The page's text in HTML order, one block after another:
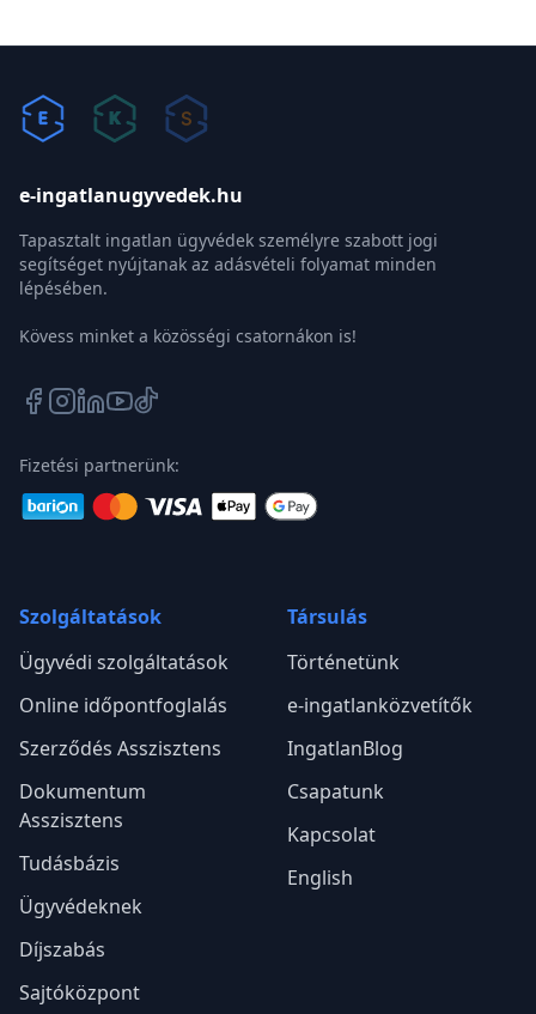
e-ingatlanugyvedek.hu
Tapasztalt ingatlan ügyvédek személyre szabott jogi
segítséget nyújtanak az adásvételi folyamat minden
lépésében.
Kövess minket a közösségi csatornákon is!
Fizetési partnerünk:
Szolgáltatások
Ügyvédi szolgáltatások
Online időpontfoglalás
Szerződés Asszisztens
Dokumentum
Asszisztens
Tudásbázis
Ügyvédeknek
Díjszabás
Sajtóközpont
Társulás
Történetünk
e-ingatlanközvetítők
IngatlanBlog
Csapatunk
Kapcsolat
English